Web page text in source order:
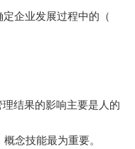
企业发展过程中的（
结果的影响主要是人的
念技能最为重要。